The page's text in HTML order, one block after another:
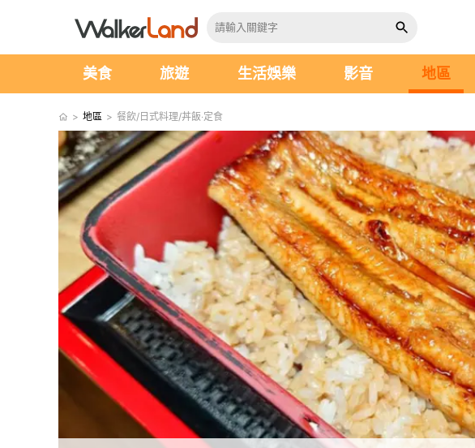
美食 旅遊 生活娛樂 影音 地區
> 地區 > 餐飲/日式料理/丼飯‧定食